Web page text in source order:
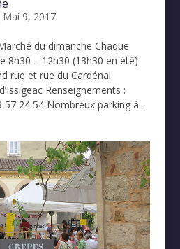
Mai 9, 2017
du dimanche Chaque
8h30 – 12h30 (13h30 en été)
rue et rue du Cardénal
Renseignements :
57 24 54 Nombreux parking à...